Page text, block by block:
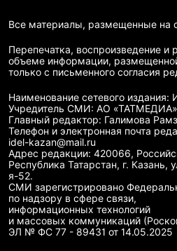
Все материалы, размещенные на
Перепечатка, воспроизведение и
объеме информации,
только с письменного согласия
Наименование сетевого издания:
Учредитель СМИ: АО «ТАТМЕДИА»
Главный редактор: Галимова
Телефон и электронная почта
idel-kazan@mail.ru
Адрес редакции: 420066,
Республика Татарстан, г. Казань,
я-52.
СМИ зарегистрировано
по надзору в сфере связи,
информационных технологий
и массовых коммуникаций
ЭЛ № ФС 77 - 89431 от 14.05.2025